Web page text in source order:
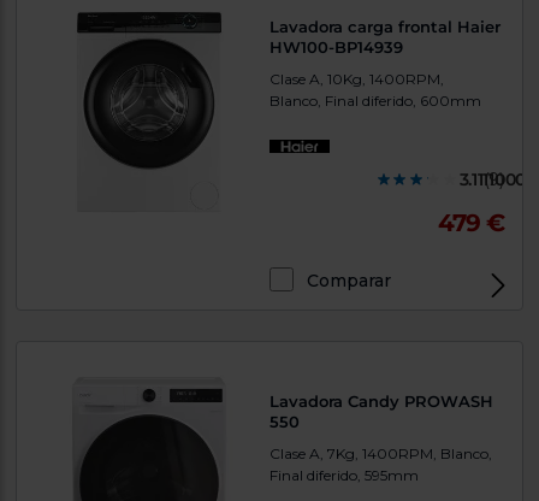
Lavadora carga frontal Haier
HW100-BP14939
Clase A, 10Kg, 1400RPM,
Blanco, Final diferido, 600mm
3.1111000
(9)
479 €
Comparar
Lavadora Candy PROWASH
550
Clase A, 7Kg, 1400RPM, Blanco,
Final diferido, 595mm